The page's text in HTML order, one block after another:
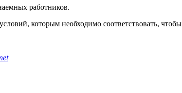
работников.
которым необходимо соответствовать,